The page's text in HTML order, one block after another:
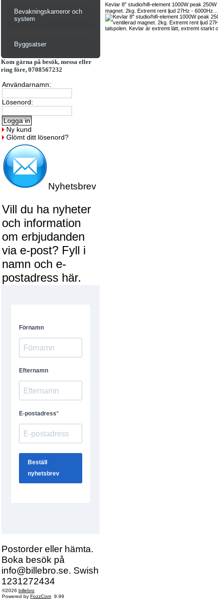
Bevakningskameror och
system
Byggsatser
Kom gärna på besök, messa eller
ring före, 0708567232
Användarnamn:
Lösenord:
Ny kund
Glömt ditt lösenord?
Nyhetsbrev
Vill du ha nyheter
och information
om erbjudanden
via e-post? Fyll i
namn och e-
postadress här.
Postorder eller hämta.
Boka besök på
info@billebro.se. Swish
1231272434
©2026 billebro
Powered by FozzCom 9.99
Kevlar 8" studio/hifi-element 1000W peak
magnet. 2kg. Extremt rent ljud 27Hz -